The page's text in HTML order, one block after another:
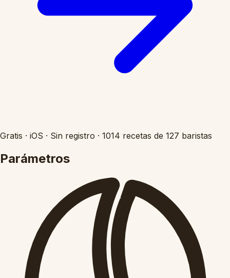
Gratis · iOS · Sin registro · 1014 recetas de 127 baristas
Parámetros